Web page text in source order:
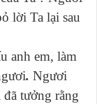
lời Ta lại sau
anh em, làm
. Ngươi
tưởng rằng